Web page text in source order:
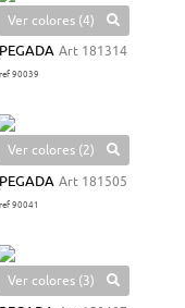
Ver colores (4)
PEGADA Art 181314
ref 90039
Ver colores (2)
PEGADA Art 181505
ref 90041
Ver colores (3)